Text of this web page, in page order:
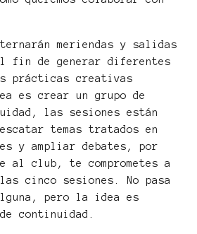
meriendas y salidas
fin de generar diferentes
prácticas creativas
es crear un grupo de
las sesiones están
temas tratados en
y ampliar debates, por
al club, te comprometes a
cinco sesiones. No pasa
pero la idea es
continuidad.